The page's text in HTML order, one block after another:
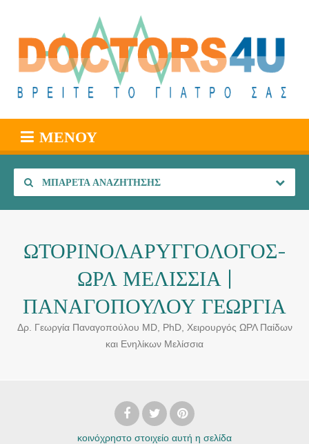
ΜΕΝΟΎ
ΜΠΑΡΈΤΑ ΑΝΑΖΉΤΗΣΗΣ
ΩΤΟΡΙΝΟΛΑΡΥΓΓΟΛΟΓΟΣ-
ΩΡΛ ΜΕΛΙΣΣΙΑ |
ΠΑΝΑΓΟΠΟΥΛΟΥ ΓΕΩΡΓΙΑ
Δρ. Γεωργία Παναγοπούλου MD, PhD, Χειρουργός ΩΡΛ Παίδων
και Ενηλίκων Μελίσσια
κοινόχρηστο στοιχείο αυτή η σελίδα